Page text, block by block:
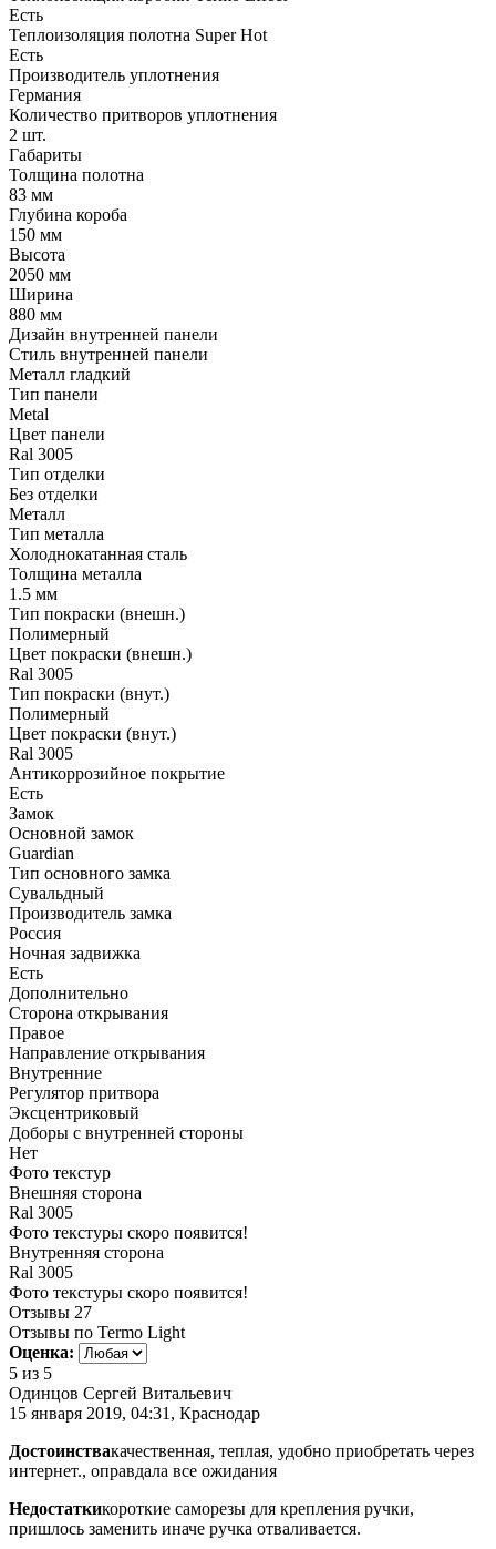
Есть
Теплоизоляция полотна Super Нot
Есть
Производитель уплотнения
Германия
Количество притворов уплотнения
2 шт.
Габариты
Толщина полотна
83 мм
Глубина короба
150 мм
Высота
2050 мм
Ширина
880 мм
Дизайн внутренней панели
Стиль внутренней панели
Металл гладкий
Тип панели
Metal
Цвет панели
Ral 3005
Тип отделки
Без отделки
Металл
Тип металла
Холоднокатанная сталь
Толщина металла
1.5 мм
Тип покраски (внешн.)
Полимерный
Цвет покраски (внешн.)
Ral 3005
Тип покраски (внут.)
Полимерный
Цвет покраски (внут.)
Ral 3005
Антикоррозийное покрытие
Есть
Замок
Основной замок
Guardian
Тип основного замка
Сувальдный
Производитель замка
Россия
Ночная задвижка
Есть
Дополнительно
Сторона открывания
Правое
Направление открывания
Внутренние
Регулятор притвора
Эксцентриковый
Доборы с внутренней стороны
Нет
Фото текстур
Внешняя сторона
Ral 3005
Фото текстуры скоро появится!
Внутренняя сторона
Ral 3005
Фото текстуры скоро появится!
Отзывы 27
Отзывы по Termo Light
Оценка:
5 из 5
Одинцов Сергей Витальевич
15 января 2019, 04:31, Краснодар
Достоинствакачественная, теплая, удобно приобретать через
интернет., оправдала все ожидания
Недостаткикороткие саморезы для крепления ручки,
пришлось заменить иначе ручка отваливается.